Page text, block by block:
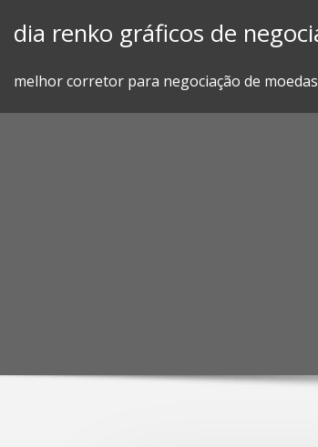
dia renko gráficos de
melhor corretor para negociação de